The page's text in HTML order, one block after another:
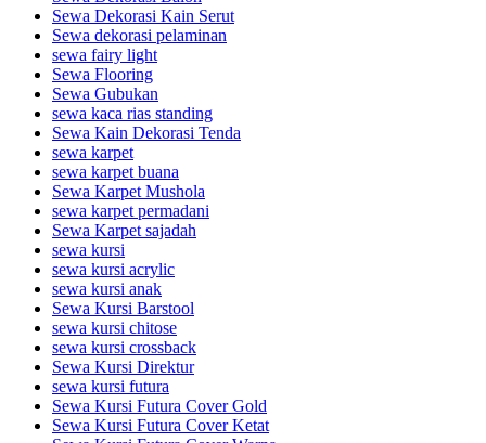
Sewa Dekorasi Kain Serut
Sewa dekorasi pelaminan
sewa fairy light
Sewa Flooring
Sewa Gubukan
sewa kaca rias standing
Sewa Kain Dekorasi Tenda
sewa karpet
sewa karpet buana
Sewa Karpet Mushola
sewa karpet permadani
Sewa Karpet sajadah
sewa kursi
sewa kursi acrylic
sewa kursi anak
Sewa Kursi Barstool
sewa kursi chitose
sewa kursi crossback
Sewa Kursi Direktur
sewa kursi futura
Sewa Kursi Futura Cover Gold
Sewa Kursi Futura Cover Ketat